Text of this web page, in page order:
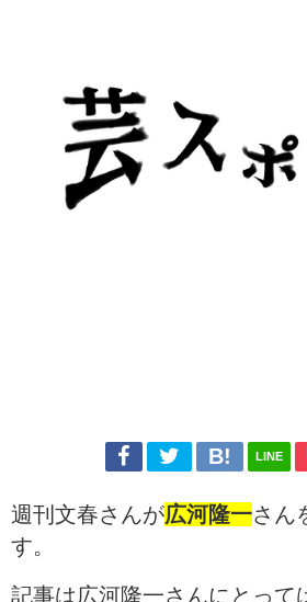
LINE
週刊文春さんが広河隆一さん
す。
記事は広河隆一さんにとって